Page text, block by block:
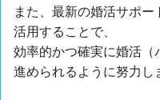
また、最新の婚活サポー
活用することで、
効率的かつ確実に婚活（
進められるように努力し